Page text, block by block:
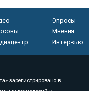
Опросы
Мнения
Интервью
зарегистрировано в